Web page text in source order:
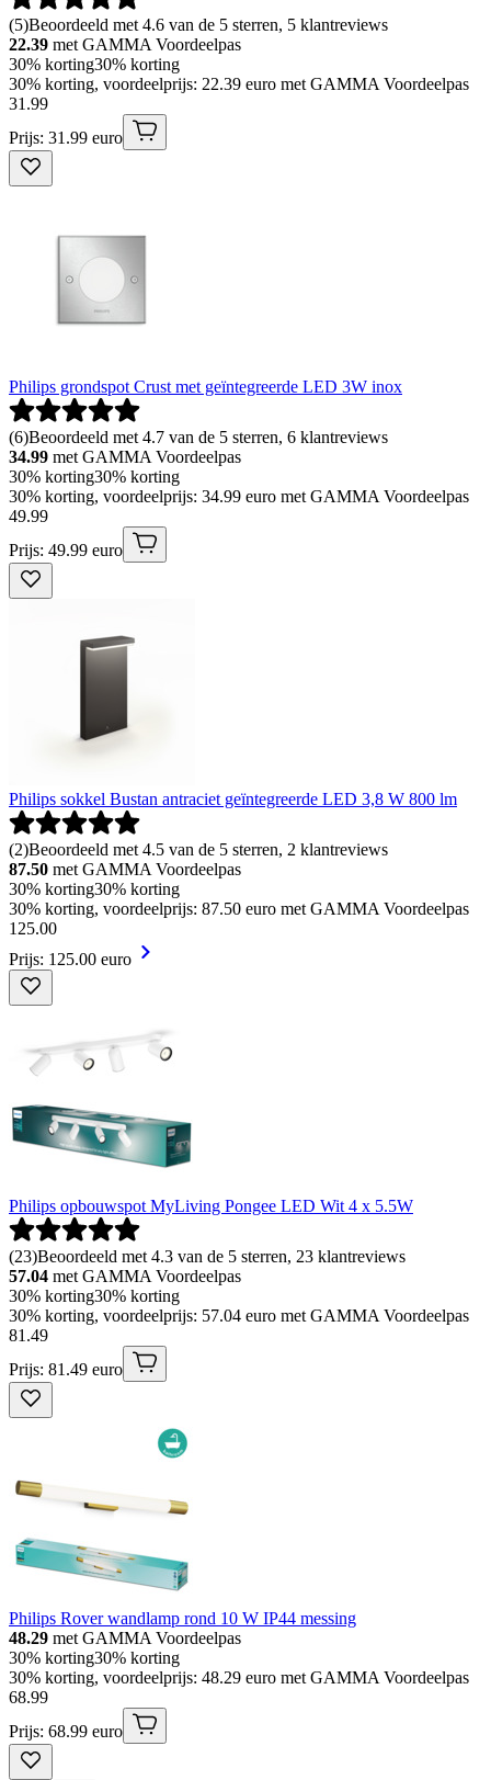
(5)Beoordeeld met 4.6 van de 5 sterren, 5 klantreviews
22.39 met GAMMA Voordeelpas
30% korting30% korting
30% korting, voordeelprijs: 22.39 euro met GAMMA Voordeelpas
31 .99
Prijs: 31.99 euro
Philips grondspot Crust met geïntegreerde LED 3W inox
(6)Beoordeeld met 4.7 van de 5 sterren, 6 klantreviews
34.99 met GAMMA Voordeelpas
30% korting30% korting
30% korting, voordeelprijs: 34.99 euro met GAMMA Voordeelpas
49.99
Prijs: 49.99 euro
Philips sokkel Bustan antraciet geïntegreerde LED 3,8 W 800 lm
(2)Beoordeeld met 4.5 van de 5 sterren, 2 klantreviews
87.50 met GAMMA Voordeelpas
30% korting30% korting
30% korting, voordeelprijs: 87.50 euro met GAMMA Voordeelpas
125.00
Prijs: 125.00 euro
Philips opbouwspot MyLiving Pongee LED Wit 4 x 5.5W
(23)Beoordeeld met 4.3 van de 5 sterren, 23 klantreviews
57.04 met GAMMA Voordeelpas
30% korting30% korting
30% korting, voordeelprijs: 57.04 euro met GAMMA Voordeelpas
81 .49
Prijs: 81.49 euro
Philips Rover wandlamp rond 10 W IP44 messing
48.29 met GAMMA Voordeelpas
30% korting30% korting
30% korting, voordeelprijs: 48.29 euro met GAMMA Voordeelpas
68.99
Prijs: 68.99 euro